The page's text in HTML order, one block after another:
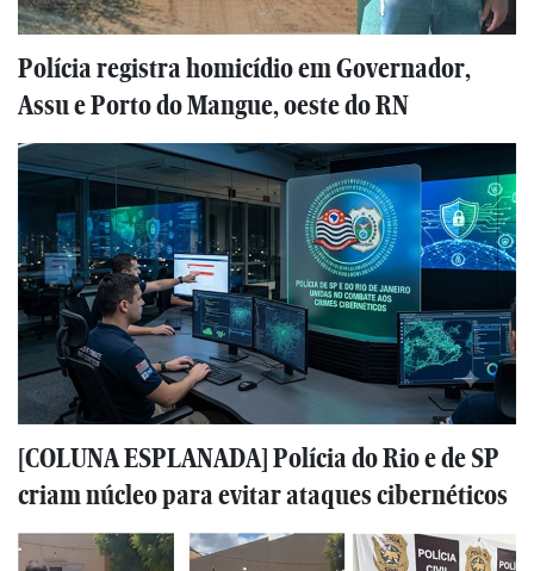
Polícia registra homicídio em Governador,
Assu e Porto do Mangue, oeste do RN
[COLUNA ESPLANADA] Polícia do Rio e de SP
criam núcleo para evitar ataques cibernéticos